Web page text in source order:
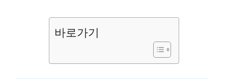
바로가기